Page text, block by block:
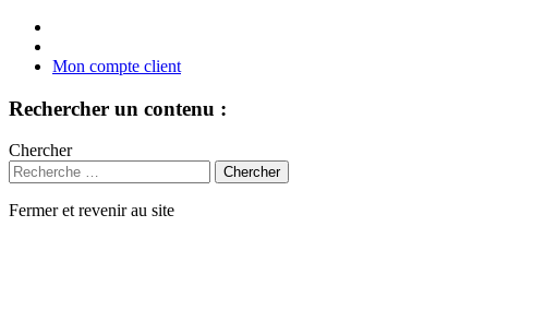
Mon compte client
Rechercher un contenu :
Chercher
Fermer et revenir au site